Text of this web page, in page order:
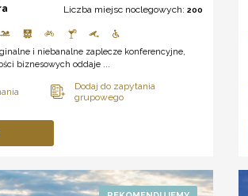
Liczba miejsc noclegowych:200
i niebanalne zaplecze konferencyjne,
biznesowych oddaje ...